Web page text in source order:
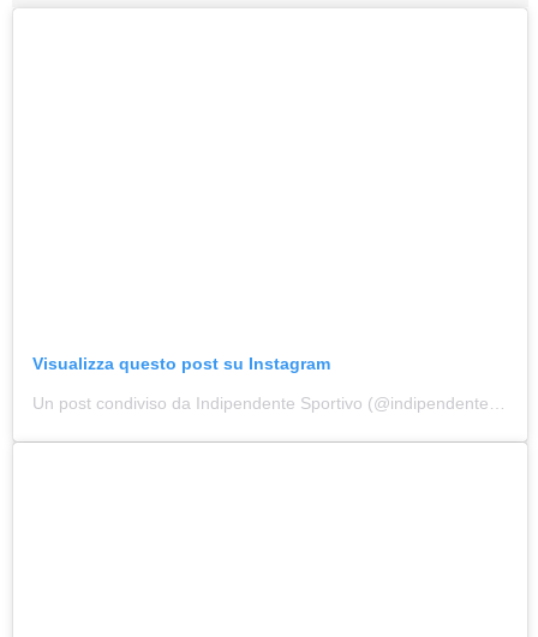
Tiziano Pesce a Radio InBlu2000 traccia il bilancio della stagione
Visualizza questo post su Instagram